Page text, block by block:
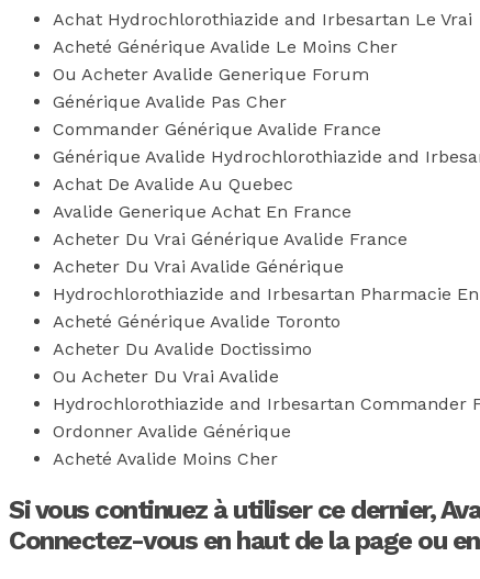
Achat Hydrochlorothiazide and Irbesartan Le Vrai
Acheté Générique Avalide Le Moins Cher
Ou Acheter Avalide Generique Forum
Générique Avalide Pas Cher
Commander Générique Avalide France
Générique Avalide Hydrochlorothiazide and
Achat De Avalide Au Quebec
Avalide Generique Achat En France
Acheter Du Vrai Générique Avalide France
Acheter Du Vrai Avalide Générique
Hydrochlorothiazide and Irbesartan Pharmacie
Acheté Générique Avalide Toronto
Acheter Du Avalide Doctissimo
Ou Acheter Du Vrai Avalide
Hydrochlorothiazide and Irbesartan Commander
Ordonner Avalide Générique
Acheté Avalide Moins Cher
Si vous continuez à utiliser ce dernier,
Connectez-vous en haut de la page ou